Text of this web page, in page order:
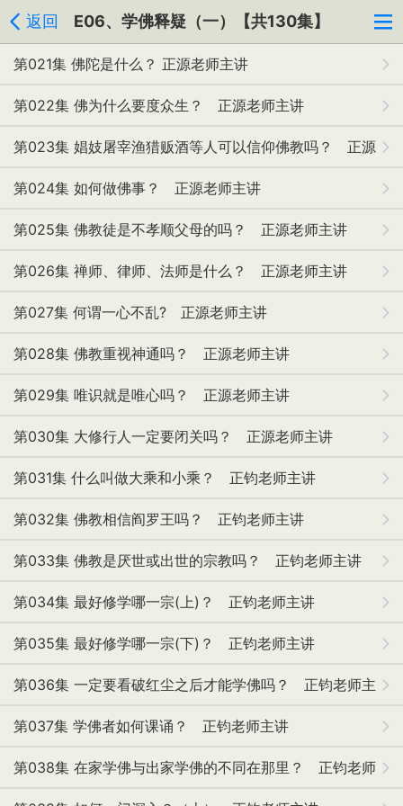
返回 E06、学佛释疑（一）【共130集】
第021集 佛陀是什么？ 正源老师主讲
第022集 佛为什么要度众生？ 正源老师主讲
第023集 娼妓屠宰渔猎贩酒等人可以信仰佛教吗？ 正源
老师主讲
第024集 如何做佛事？ 正源老师主讲
第025集 佛教徒是不孝顺父母的吗？ 正源老师主讲
第026集 禅师、律师、法师是什么？ 正源老师主讲
第027集 何谓一心不乱? 正源老师主讲
第028集 佛教重视神通吗？ 正源老师主讲
第029集 唯识就是唯心吗？ 正源老师主讲
第030集 大修行人一定要闭关吗？ 正源老师主讲
第031集 什么叫做大乘和小乘？ 正钧老师主讲
第032集 佛教相信阎罗王吗？ 正钧老师主讲
第033集 佛教是厌世或出世的宗教吗？ 正钧老师主讲
第034集 最好修学哪一宗(上)？ 正钧老师主讲
第035集 最好修学哪一宗(下)？ 正钧老师主讲
第036集 一定要看破红尘之后才能学佛吗？ 正钧老师主
讲
第037集 学佛者如何课诵？ 正钧老师主讲
第038集 在家学佛与出家学佛的不同在那里？ 正钧老师